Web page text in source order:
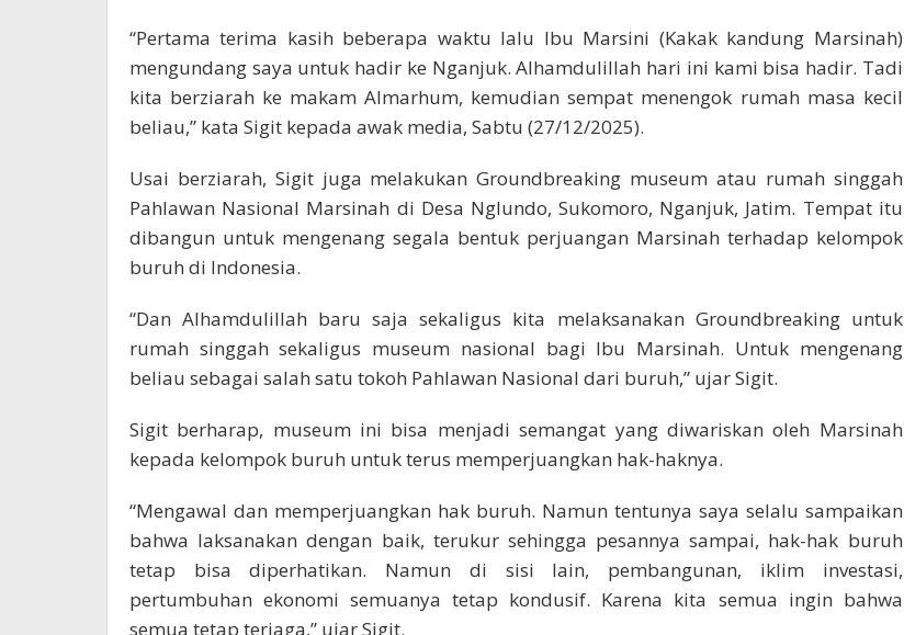
“Pertama terima kasih beberapa waktu lalu Ibu Marsini (Kakak kandung Marsinah)
mengundang saya untuk hadir ke Nganjuk. Alhamdulillah hari ini kami bisa hadir. Tadi
kita berziarah ke makam Almarhum, kemudian sempat menengok rumah masa kecil
beliau,” kata Sigit kepada awak media, Sabtu (27/12/2025).
Usai berziarah, Sigit juga melakukan Groundbreaking museum atau rumah singgah
Pahlawan Nasional Marsinah di Desa Nglundo, Sukomoro, Nganjuk, Jatim. Tempat itu
dibangun untuk mengenang segala bentuk perjuangan Marsinah terhadap kelompok
buruh di Indonesia.
“Dan Alhamdulillah baru saja sekaligus kita melaksanakan Groundbreaking untuk
rumah singgah sekaligus museum nasional bagi Ibu Marsinah. Untuk mengenang
beliau sebagai salah satu tokoh Pahlawan Nasional dari buruh,” ujar Sigit.
Sigit berharap, museum ini bisa menjadi semangat yang diwariskan oleh Marsinah
kepada kelompok buruh untuk terus memperjuangkan hak-haknya.
“Mengawal dan memperjuangkan hak buruh. Namun tentunya saya selalu sampaikan
bahwa laksanakan dengan baik, terukur sehingga pesannya sampai, hak-hak buruh
tetap bisa diperhatikan. Namun di sisi lain, pembangunan, iklim investasi,
pertumbuhan ekonomi semuanya tetap kondusif. Karena kita semua ingin bahwa
semua tetap terjaga,” ujar Sigit.